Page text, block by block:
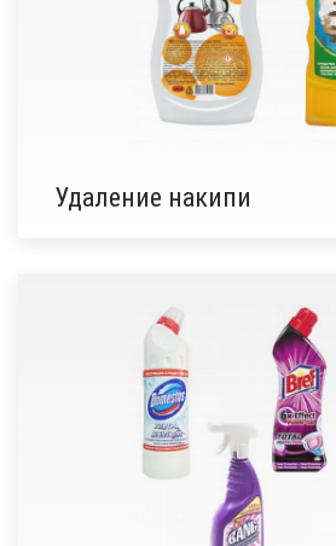
Удаление накипи